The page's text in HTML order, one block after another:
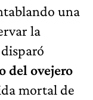
una
la
del ovejero
mortal de